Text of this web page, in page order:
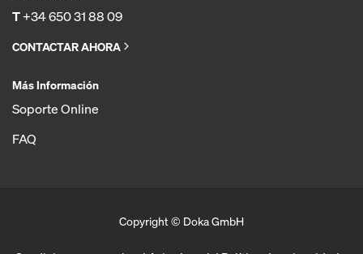
T+34 650 31 88 09
CONTACTAR AHORA
Más Información
Soporte Online
FAQ
Copyright © Doka GmbH